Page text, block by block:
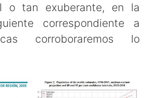
o tan exuberante, en la
correspondiente a
corroboraremos lo